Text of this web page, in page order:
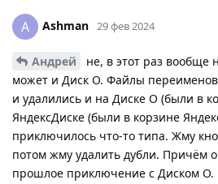
A Ashman 29 фев 2024
Андрей
не, в этот раз вообще
может и Диск О. Файлы
и удалились и на Диске О (были в
ЯндексДиске (были в корзине
приключилось что-то типа. Жму
потом жму удалить дубли. Причём
прошлое приключение с Диском О.